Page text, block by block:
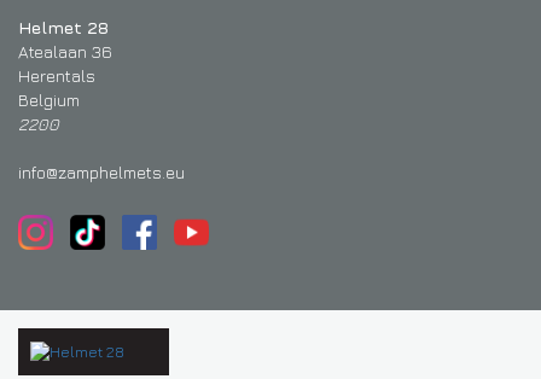
Helmet 28
Atealaan 36
Herentals
Belgium
2200
info@zamphelmets.eu